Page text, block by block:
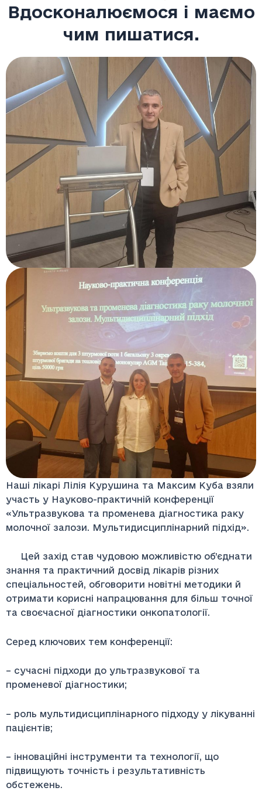
Вдосконалюємося і маємо
чим пишатися.
Наші лікарі Лілія Курушина та Максим Куба взяли
участь у Науково-практичній конференції
«Ультразвукова та променева діагностика раку
молочної залози. Мультидисциплінарний підхід».
Цей захід став чудовою можливістю об’єднати
знання та практичний досвід лікарів різних
спеціальностей, обговорити новітні методики й
отримати корисні напрацювання для більш точної
та своєчасної діагностики онкопатології.
Серед ключових тем конференції:
– сучасні підходи до ультразвукової та
променевої діагностики;
– роль мультидисциплінарного підходу у лікуванні
пацієнтів;
– інноваційні інструменти та технології, що
підвищують точність і результативність
обстежень.